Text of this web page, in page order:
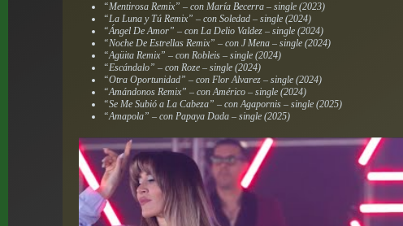
“Mentirosa Remix” – con María Becerra – single (2023)
“La Luna y Tú Remix” – con Soledad – single (2024)
“Ángel De Amor” – con La Delio Valdez – single (2024)
“Noche De Estrellas Remix” – con J Mena – single (2024)
“Agüita Remix” – con Robleis – single (2024)
“Escándalo” – con Roze – single (2024)
“Otra Oportunidad” – con Flor Alvarez – single (2024)
“Amándonos Remix” – con Américo – single (2024)
“Se Me Subió a La Cabeza” – con Agapornis – single (2025)
“Amapola” – con Papaya Dada – single (2025)